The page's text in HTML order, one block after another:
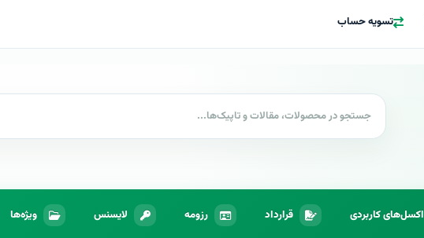
تسویه حساب
اکسل‌های کاربردی قرارداد رزومه لایسنس ویژه‌ها